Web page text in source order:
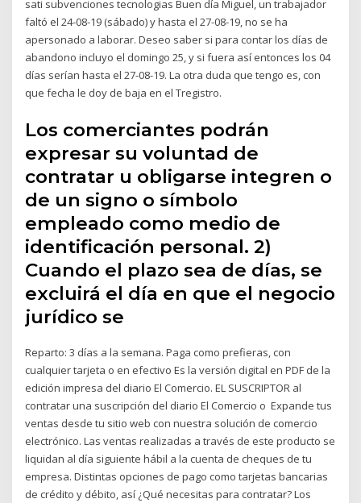
sati subvenciones tecnologias Buen día Miguel, un trabajador
faltó el 24-08-19 (sábado) y hasta el 27-08-19, no se ha
apersonado a laborar. Deseo saber si para contar los días de
abandono incluyo el domingo 25, y si fuera así entonces los 04
días serían hasta el 27-08-19. La otra duda que tengo es, con
que fecha le doy de baja en el Tregistro.
Los comerciantes podrán
expresar su voluntad de
contratar u obligarse integren o
de un signo o símbolo
empleado como medio de
identificación personal. 2)
Cuando el plazo sea de días, se
excluirá el día en que el negocio
jurídico se
Reparto: 3 días a la semana. Paga como prefieras, con
cualquier tarjeta o en efectivo Es la versión digital en PDF de la
edición impresa del diario El Comercio. EL SUSCRIPTOR al
contratar una suscripción del diario El Comercio o Expande tus
ventas desde tu sitio web con nuestra solución de comercio
electrónico. Las ventas realizadas a través de este producto se
liquidan al día siguiente hábil a la cuenta de cheques de tu
empresa. Distintas opciones de pago como tarjetas bancarias
de crédito y débito, así ¿Qué necesitas para contratar? Los